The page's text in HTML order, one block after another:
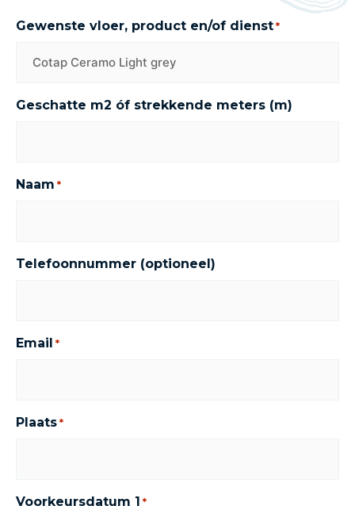
Gewenste vloer, product en/of dienst *
Geschatte m2 óf strekkende meters (m)
Naam *
Telefoonnummer (optioneel)
Email *
Plaats *
Voorkeursdatum 1 *